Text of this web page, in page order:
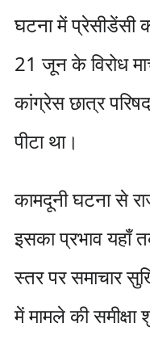
घटना में प्रेसीडेंसी
21 जून के विरोध
कांग्रेस छात्र
पीटा था।
कामदूनी घटना से
इसका प्रभाव यहाँ
स्तर पर समाचार
में मामले की